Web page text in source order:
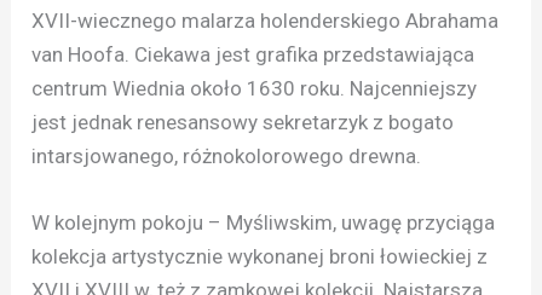
XVII-wiecznego malarza holenderskiego Abrahama
van Hoofa. Ciekawa jest grafika przedstawiająca
centrum Wiednia około 1630 roku. Najcenniejszy
jest jednak renesansowy sekretarzyk z bogato
intarsjowanego, różnokolorowego drewna.
W kolejnym pokoju – Myśliwskim, uwagę przyciąga
kolekcja artystycznie wykonanej broni łowieckiej z
XVII i XVIII w, też z zamkowej kolekcji. Najstarsza